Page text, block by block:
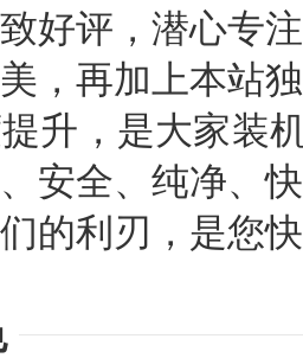
好评，潜心专
，再加上本站
升，是大家装
安全、纯净、
的利刃，是您